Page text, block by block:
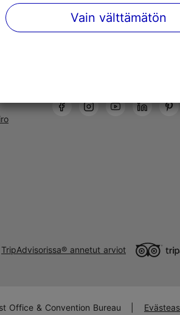
TripAdvisorissa® annetut arviot
Office & Convention Bureau
Vain välttämätön